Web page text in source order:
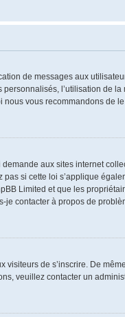
de messages aux
l’utilisation de
nous vous recommandons de
aux sites internet
si cette loi s’applique
Limited et que les
contacter à propos de
de s’inscrire. De
veuillez contacter un